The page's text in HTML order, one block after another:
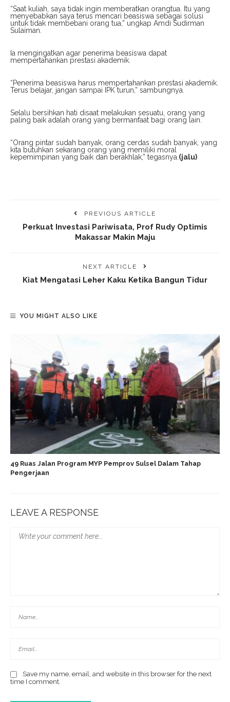
“Saat kuliah, saya tidak ingin memberatkan orangtua. Itu yang
menyebabkan saya terus mencari beasiswa sebagai solusi
untuk tidak membebani orang tua,” ungkap Amdi Sudirman
Sulaiman.
Ia mengingatkan agar penerima beasiswa dapat
mempertahankan prestasi akademik.
“Penerima beasiswa harus mempertahankan prestasi akademik.
Terus belajar, jangan sampai IPK turun,” sambungnya.
Selalu bersihkan hati disaat melakukan sesuatu, orang yang
paling baik adalah orang yang bermanfaat bagi orang lain.
“Orang pintar sudah banyak, orang cerdas sudah banyak, yang
kita butuhkan sekarang orang yang memiliki moral
kepemimpinan yang baik dan berakhlak,” tegasnya. (jalu)
PREVIOUS ARTICLE
Perkuat Investasi Pariwisata, Prof Rudy Optimis
Makassar Makin Maju
NEXT ARTICLE
Kiat Mengatasi Leher Kaku Ketika Bangun Tidur
YOU MIGHT ALSO LIKE
49 Ruas Jalan Program MYP Pemprov Sulsel Dalam Tahap
Pengerjaan
LEAVE A RESPONSE
Save my name, email, and website in this browser for the next
time I comment.